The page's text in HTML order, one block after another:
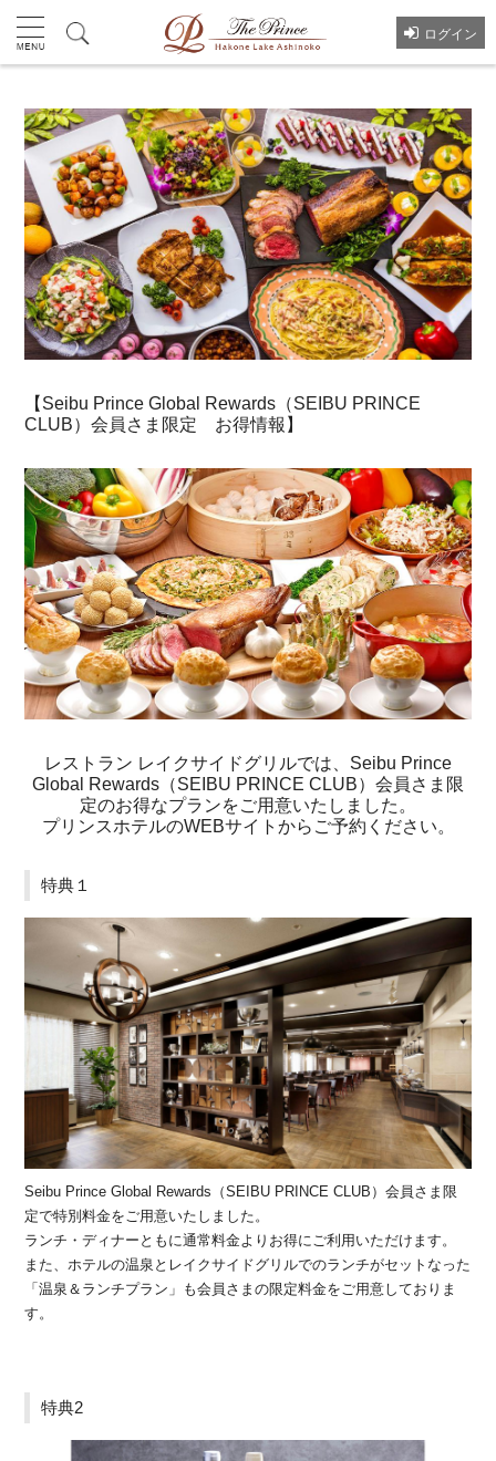
ログイン
【Seibu Prince Global Rewards（SEIBU PRINCE
CLUB）会員さま限定 お得情報】
レストラン レイクサイドグリルでは、Seibu Prince
Global Rewards（SEIBU PRINCE CLUB）会員さま限
定のお得なプランをご用意いたしました。
プリンスホテルのWEBサイトからご予約ください。
特典１
Seibu Prince Global Rewards（SEIBU PRINCE CLUB）会員さま限
定で特別料金をご用意いたしました。
ランチ・ディナーともに通常料金よりお得にご利用いただけます。
また、ホテルの温泉とレイクサイドグリルでのランチがセットなった
「温泉＆ランチプラン」も会員さまの限定料金をご用意しておりま
す。
特典2